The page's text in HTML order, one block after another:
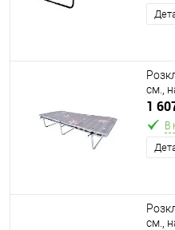
см.,
3 см.
1
В
см.,